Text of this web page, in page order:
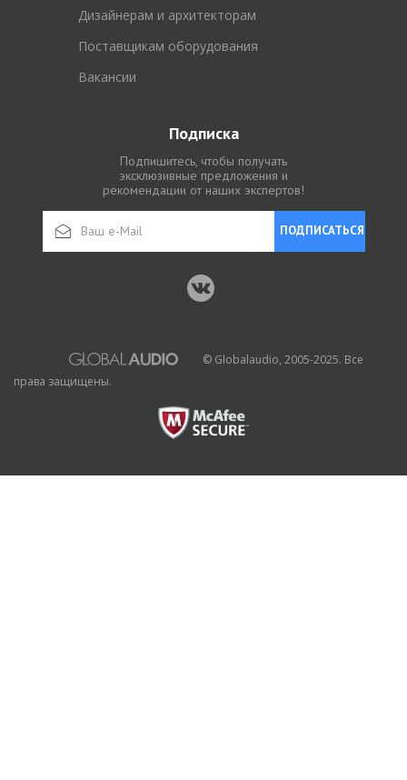
Дизайнерам и архитекторам
Поставщикам оборудования
Вакансии
Подписка
Подпишитесь, чтобы получать
эксклюзивные предложения и
рекомендации от наших экспертов!
ПОДПИСАТЬСЯ
© Globalaudio, 2005-2025. Все
права защищены.